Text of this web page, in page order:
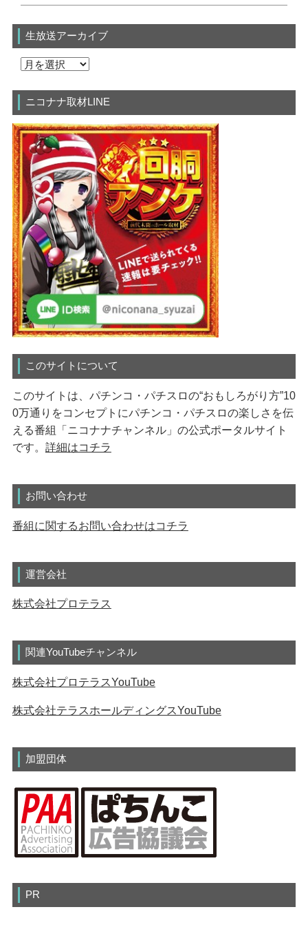
生放送アーカイブ
ニコナナ取材LINE
このサイトについて
このサイトは、パチンコ・パチスロの“おもしろがり方”10
0万通りをコンセプトにパチンコ・パチスロの楽しさを伝
える番組「ニコナナチャンネル」の公式ポータルサイト
です。 詳細はコチラ
お問い合わせ
番組に関するお問い合わせはコチラ
運営会社
株式会社プロテラス
関連YouTubeチャンネル
株式会社プロテラスYouTube
株式会社テラスホールディングスYouTube
加盟団体
PR